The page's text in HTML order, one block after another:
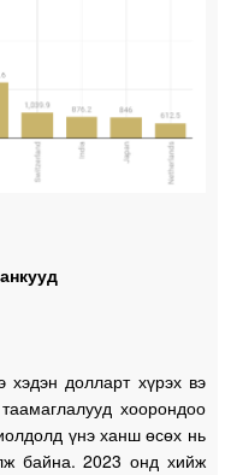
долларт хүрэх вэ
хоорондоо
үнэ ханш өсөх нь
байна. 2023 онд хийж